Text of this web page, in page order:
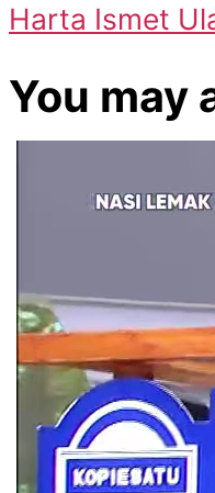
Harta Ismet
You may